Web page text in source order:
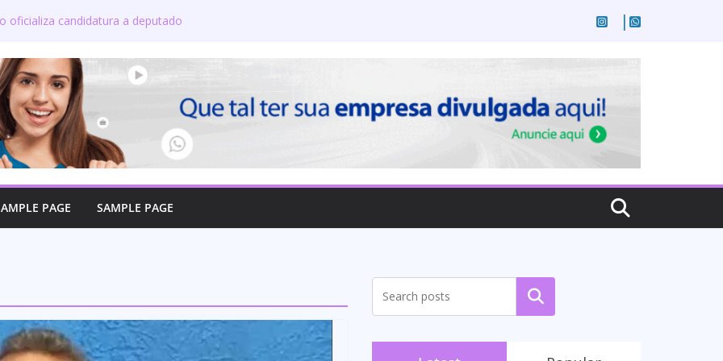
oficializa candidatura a deputado
crenças sobre a alimentação durante
candidatos ao governo e 11 ao Senado
defende reajuste de 21,7% para todos
e aposentados do Maranhão
posse no Senado e se torna a
Coroatá
PAGE SAMPLE PAGE
Pesquisar